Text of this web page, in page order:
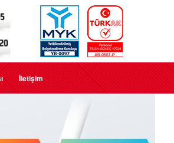
İletişim